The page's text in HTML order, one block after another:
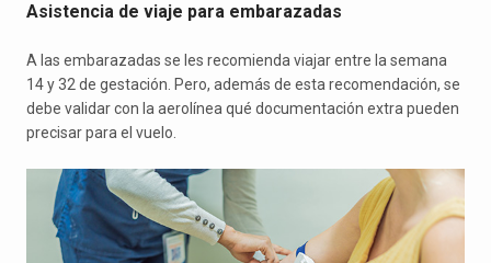
Asistencia de viaje para embarazadas
A las embarazadas se les recomienda viajar entre la semana
14 y 32 de gestación. Pero, además de esta recomendación, se
debe validar con la aerolínea qué documentación extra pueden
precisar para el vuelo.